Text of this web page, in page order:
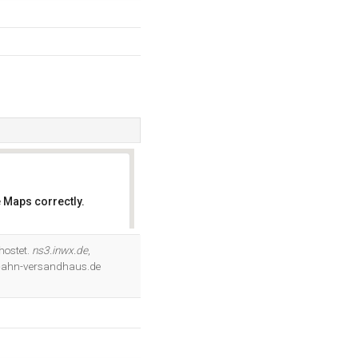
Maps correctly.
ns3.inwx.de,
versandhaus.de